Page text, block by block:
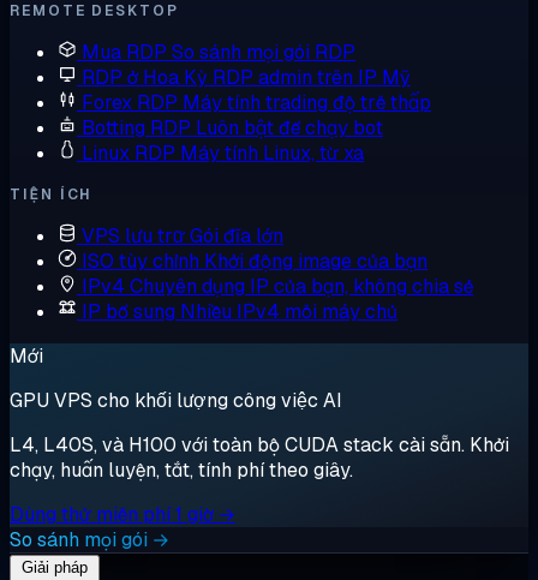
REMOTE DESKTOP
Mua RDP So sánh mọi gói RDP
RDP ở Hoa Kỳ RDP admin trên IP Mỹ
Forex RDP Máy tính trading độ trễ thấp
Botting RDP Luôn bật để chạy bot
Linux RDP Máy tính Linux, từ xa
TIỆN ÍCH
VPS lưu trữGói đĩa lớn
ISO tùy chỉnh Khởi động image của bạn
IPv4 Chuyên dụng IP của bạn, không chia sẻ
IP bổ sung Nhiều IPv4 mỗi máy chủ
Mới
GPU VPS cho khối lượng công việc AI
L4, L40S, và H100 với toàn bộ CUDA stack cài sẵn. Khởi
chạy, huấn luyện, tắt, tính phí theo giây.
Dùng thử miễn phí 1 giờ →
So sánh mọi gói →